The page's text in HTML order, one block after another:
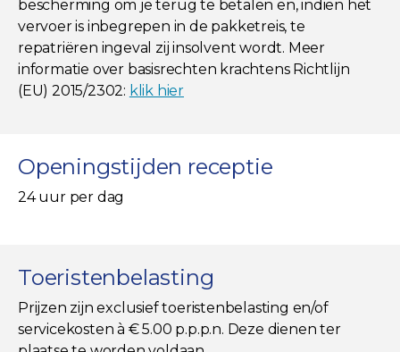
bescherming om je terug te betalen en, indien het
vervoer is inbegrepen in de pakketreis, te
repatriëren ingeval zij insolvent wordt. Meer
informatie over basisrechten krachtens Richtlijn
(EU) 2015/2302: klik hier
Openingstijden receptie
24 uur per dag
Toeristenbelasting
Prijzen zijn exclusief toeristenbelasting en/of
servicekosten à € 5.00 p.p.p.n. Deze dienen ter